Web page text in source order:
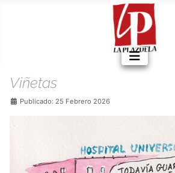
Viñetas
Detalles
Publicado: 25 Febrero 2026